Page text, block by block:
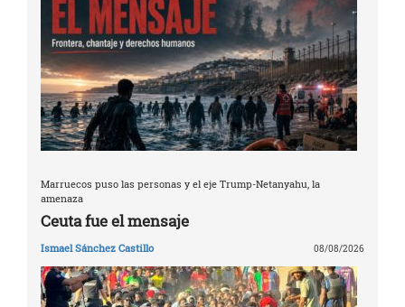
Marruecos puso las personas y el eje Trump-Netanyahu, la
amenaza
Ceuta fue el mensaje
Ismael Sánchez Castillo 08/08/2026